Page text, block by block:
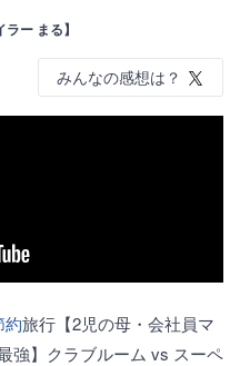
ー まる】
みんなの感想は？
約旅行【2児の母・会社員マ
強】クラブルーム vs スーペ